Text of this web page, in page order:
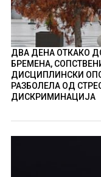
ДВА ДЕНА ОТКАКО
БРЕМЕНА,
ДИСЦИПЛИНСКИ
РАЗБОЛЕЛА ОД
ДИСКРИМИНАЦИЈА